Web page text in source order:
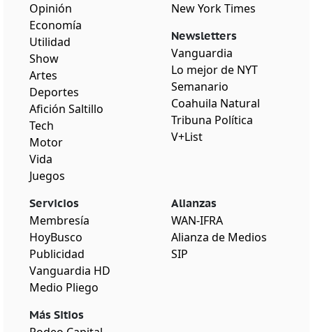
Opinión
Economía
Utilidad
Show
Artes
Deportes
Afición Saltillo
Tech
Motor
Vida
Juegos
New York Times
Newsletters
Vanguardia
Lo mejor de NYT
Semanario
Coahuila Natural
Tribuna Política
V+List
Servicios
Membresía
HoyBusco
Publicidad
Vanguardia HD
Medio Pliego
Más Sitios
Alianzas
WAN-IFRA
Alianza de Medios
SIP